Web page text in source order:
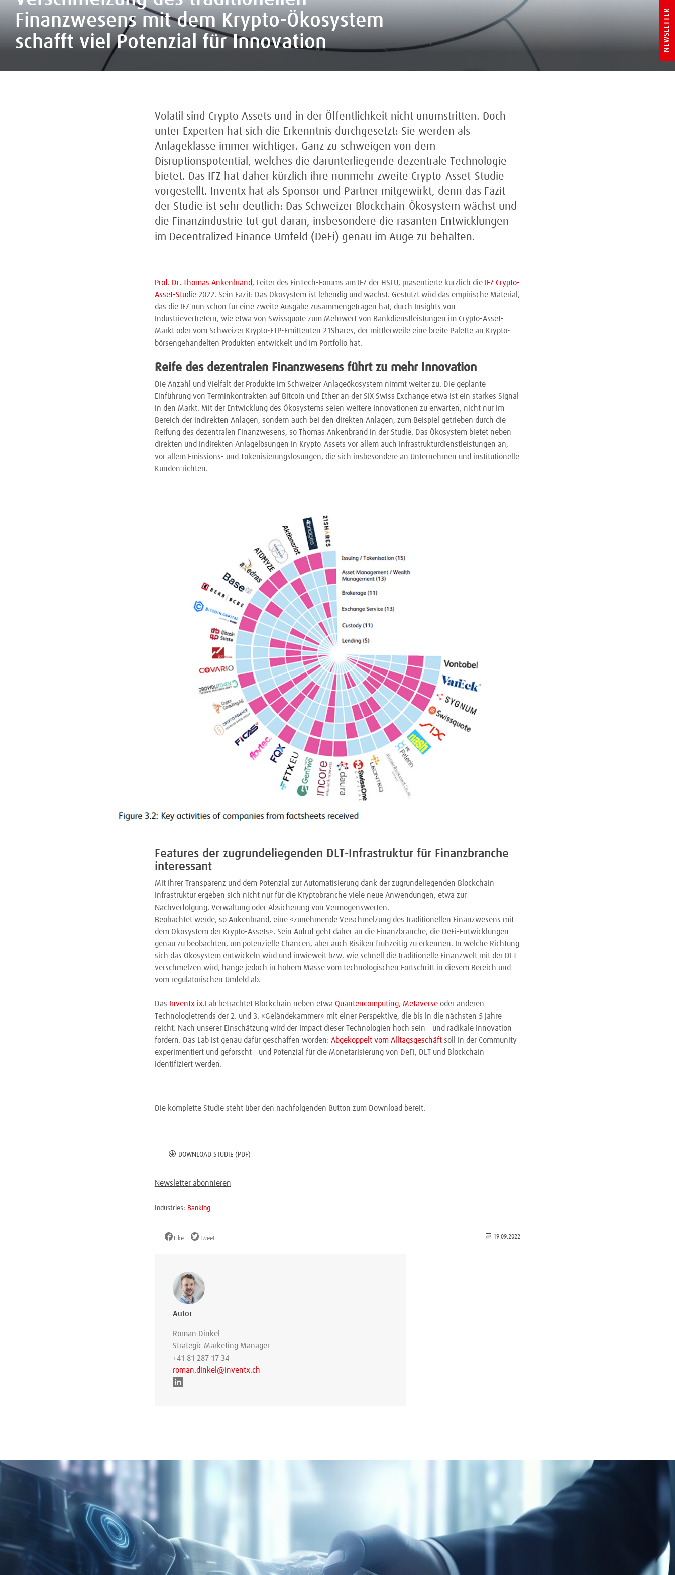
Finanzwesens mit dem Krypto-Ökosystem
schafft viel Potenzial für Innovation
Volatil sind Crypto Assets und in der Öffentlichkeit nicht unumstritten. Doch
unter Experten hat sich die Erkenntnis durchgesetzt: Sie werden als
Anlageklasse immer wichtiger. Ganz zu schweigen von dem
Disruptionspotential, welches die darunterliegende dezentrale Technologie
bietet. Das IFZ hat daher kürzlich ihre nunmehr zweite Crypto-Asset-Studie
vorgestellt. Inventx hat als Sponsor und Partner mitgewirkt, denn das Fazit
der Studie ist sehr deutlich: Das Schweizer Blockchain-Ökosystem wächst und
die Finanzindustrie tut gut daran, insbesondere die rasanten Entwicklungen
im Decentralized Finance Umfeld (DeFi) genau im Auge zu behalten.
Prof. Dr. Thomas Ankenbrand, Leiter des FinTech-Forums am IFZ der HSLU, präsentierte kürzlich die
IFZ Crypto-
Asset-Studie 2022. Sein Fazit: Das Ökosystem ist lebendig und wächst. Gestützt wird das empirische Material,
das die IFZ nun schon für eine zweite Ausgabe zusammengetragen hat, durch Insights von
Industrievertretern, wie etwa von Swissquote zum Mehrwert von Bankdienstleistungen im Crypto-Asset-
Markt oder vom Schweizer Krypto-ETP-Emittenten 21Shares, der mittlerweile eine breite Palette an Krypto-
börsengehandelten Produkten entwickelt und im Portfolio hat.
Reife des dezentralen Finanzwesens führt zu mehr Innovation
Die Anzahl und Vielfalt der Produkte im Schweizer Anlageökosystem nimmt weiter zu. Die geplante
Einführung von Terminkontrakten auf Bitcoin und Ether an der SIX Swiss Exchange etwa ist ein starkes Signal
in den Markt. Mit der Entwicklung des Ökosystems seien weitere Innovationen zu erwarten, nicht nur im
Bereich der indirekten Anlagen, sondern auch bei den direkten Anlagen, zum Beispiel getrieben durch die
Reifung des dezentralen Finanzwesens, so Thomas Ankenbrand in der Studie. Das Ökosystem bietet neben
direkten und indirekten Anlagelösungen in Krypto-Assets vor allem auch Infrastrukturdienstleistungen an,
vor allem Emissions- und Tokenisierungslösungen, die sich insbesondere an Unternehmen und institutionelle
Kunden richten.
Features der zugrundeliegenden DLT-Infrastruktur für Finanzbranche
interessant
Mit ihrer Transparenz und dem Potenzial zur Automatisierung dank der zugrundeliegenden Blockchain-
Infrastruktur ergeben sich nicht nur für die Kryptobranche viele neue Anwendungen, etwa zur
Nachverfolgung, Verwaltung oder Absicherung von Vermögenswerten.
Beobachtet werde, so Ankenbrand, eine «zunehmende Verschmelzung des traditionellen Finanzwesens mit
dem Ökosystem der Krypto-Assets». Sein Aufruf geht daher an die Finanzbranche, die DeFi-Entwicklungen
genau zu beobachten, um potenzielle Chancen, aber auch Risiken frühzeitig zu erkennen. In welche Richtung
sich das Ökosystem entwickeln wird und inwieweit bzw. wie schnell die traditionelle Finanzwelt mit der DLT
verschmelzen wird, hänge jedoch in hohem Masse vom technologischen Fortschritt in diesem Bereich und
vom regulatorischen Umfeld ab.
Das Inventx ix.Labbetrachtet Blockchain neben etwa Quantencomputing, Metaverseoder anderen
Technologietrends der 2. und 3. «Geländekammer» mit einer Perspektive, die bis in die nächsten 5 Jahre
reicht. Nach unserer Einschätzung wird der Impact dieser Technologien hoch sein – und radikale Innovation
fordern. Das Lab ist genau dafür geschaffen worden: Abgekoppelt vom Alltagsgeschäftsoll in der Community
experimentiert und geforscht – und Potenzial für die Monetarisierung von DeFi, DLT und Blockchain
identifiziert werden.
Die komplette Studie steht über den nachfolgenden Button zum Download bereit.
DOWNLOAD STUDIE (PDF)
Newsletter abonnieren
Industries: Banking
Like Tweet 19.09.2022
Autor
Roman Dinkel
Strategic Marketing Manager
+41 81 287 17 34
roman.dinkel@inventx.ch
NEWSLETTER